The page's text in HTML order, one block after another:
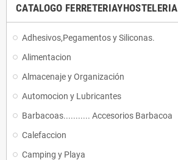
CATALOGO FERRETERIAYHOSTELERIA
Adhesivos,Pegamentos y Siliconas.
Alimentacion
Almacenaje y Organización
Automocion y Lubricantes
Barbacoas........... Accesorios Barbacoa
Calefaccion
Camping y Playa